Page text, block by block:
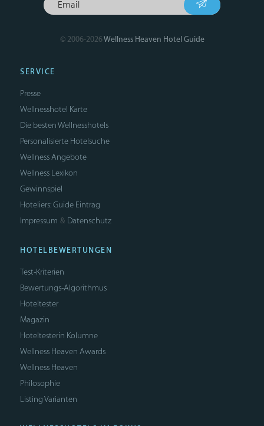
© 2006-2026Wellness Heaven Hotel Guide
SERVICE
Presse
Wellnesshotel Karte
Die besten Wellnesshotels
Personalisierte Hotelsuche
Wellness Angebote
Wellness Lexikon
Gewinnspiel
Hoteliers: Guide Eintrag
Impressum & Datenschutz
HOTELBEWERTUNGEN
Test-Kriterien
Bewertungs-Algorithmus
Hoteltester
Magazin
Hoteltesterin Kolumne
Wellness Heaven Awards
Wellness Heaven
Philosophie
Listing Varianten